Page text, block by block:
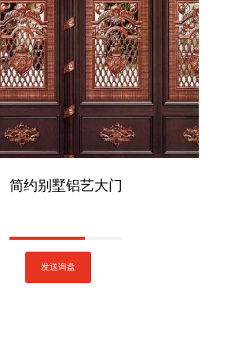
简约别墅铝艺大门
发送询盘